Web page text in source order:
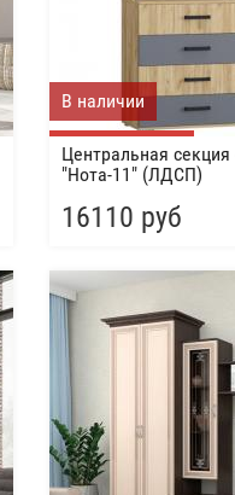
В наличии
Центральная
"Нота-11" (ЛДСП)
16110 руб